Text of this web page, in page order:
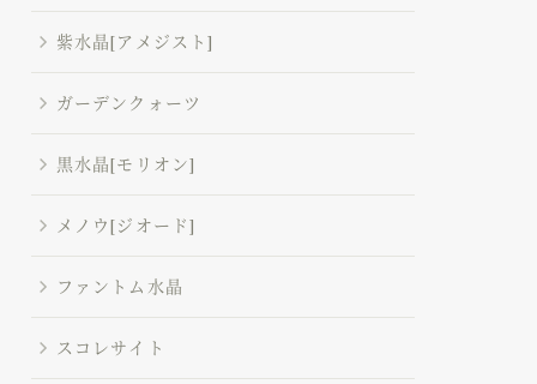
紫水晶[アメジスト]
ガーデンクォーツ
黒水晶[モリオン]
メノウ[ジオード]
ファントム水晶
スコレサイト